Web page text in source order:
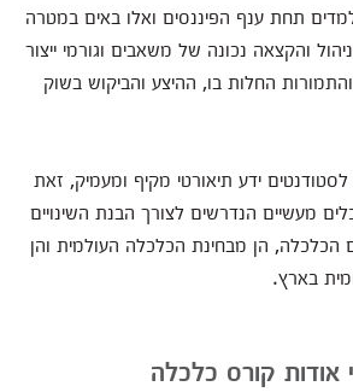
תחת ענף הפיננסים ואלו באים במטרה
והקצאה נכונה של משאבים וגורמי ייצור
החלות בו, ההיצע והביקוש בשוק
ידע תיאורטי מקיף ומעמיק, זאת
מעשיים הנדרשים לצורך הבנת השינויים
הכלכלה, הן מבחינת הכלכלה העולמית והן
בארץ.
אודות קורס כלכלה